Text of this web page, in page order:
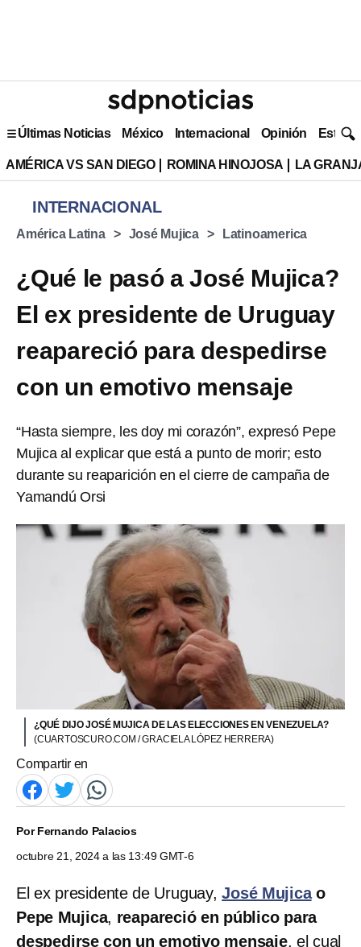
Últimas Noticias México Internacional Opinión Estilo
AMÉRICA VS SAN DIEGO ROMINA HINOJOSA LA
INTERNACIONAL
América Latina José Mujica Latinoamerica
¿Qué le pasó a José Mujica?
El ex presidente de Uruguay
reapareció para despedirse
con un emotivo mensaje
“Hasta siempre, les doy mi corazón”, expresó Pepe
Mujica al explicar que está a punto de morir; esto
durante su reaparición en el cierre de campaña de
Yamandú Orsi
¿QUÉ DIJO JOSÉ MUJICA DE LAS ELECCIONES EN VENEZUELA?
(CUARTOSCURO.COM / GRACIELA LÓPEZ HERRERA)
Compartir en
PorFernando Palacios
octubre 21, 2024 a las 13:49 GMT-6
El ex presidente de Uruguay,José Mujicao
Pepe Mujica, reapareció en público para
despedirse con un emotivo mensaje, el cual